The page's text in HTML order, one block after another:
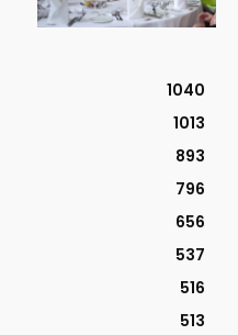
1040
1013
893
796
656
537
516
513